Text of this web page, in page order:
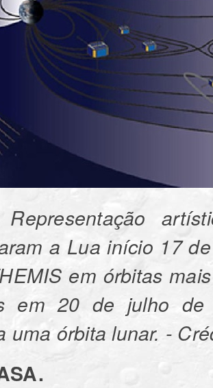
Representação
a Lua início 17
em órbitas
em20 de julho de
uma órbita lunar. -